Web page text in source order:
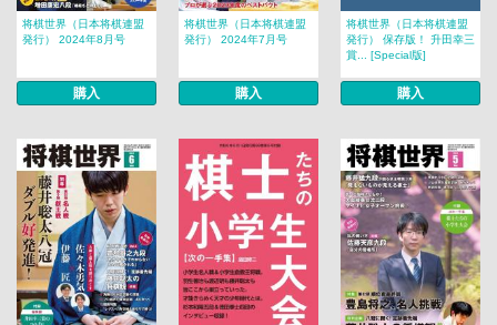
将棋世界（日本将棋連盟
発行） 2024年8月号
購入
将棋世界（日本将棋連盟
発行） 2024年7月号
購入
将棋世界（日本将棋連盟
発行） 保存版！ 升田幸三
賞... [Special版]
購入